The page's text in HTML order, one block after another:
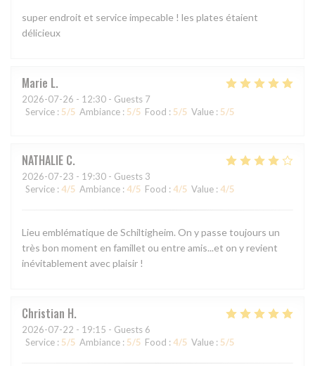
super endroit et service impecable ! les plates étaient
délicieux
Marie L
2026-07-26 - 12:30 - Guests 7
Service : 5/5 Ambiance : 5/5 Food : 5/5 Value : 5/5
NATHALIE C
2026-07-23 - 19:30 - Guests 3
Service : 4/5 Ambiance : 4/5 Food : 4/5 Value : 4/5
Lieu emblématique de Schiltigheim. On y passe toujours un
très bon moment en famillet ou entre amis...et on y revient
inévitablement avec plaisir !
Christian H
2026-07-22 - 19:15 - Guests 6
Service : 5/5 Ambiance : 5/5 Food : 4/5 Value : 5/5